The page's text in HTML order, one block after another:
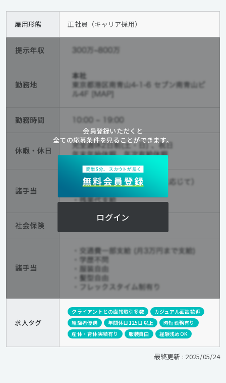
雇用形態 正社員（キャリア採用）
会員登録いただくと
全ての応募条件を見ることができます。
ログイン
求人タグ
クライアントとの直接取引多数
カジュアル面談歓迎
経験者優遇
年間休日125日以上
時短勤務有り
産休・育休実績有り
服装自由 経験浅めOK
最終更新 : 2025/05/24